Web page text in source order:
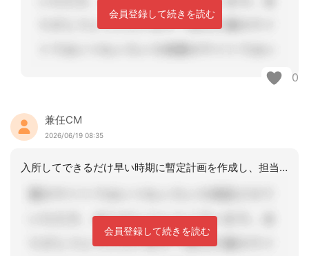
会員登録して続きを読む
0
兼任CM
2026/06/19 08:35
入所してできるだけ早い時期に暫定計画を作成し、担当者会議を開いて暫定計画の協議か
会員登録して続きを読む